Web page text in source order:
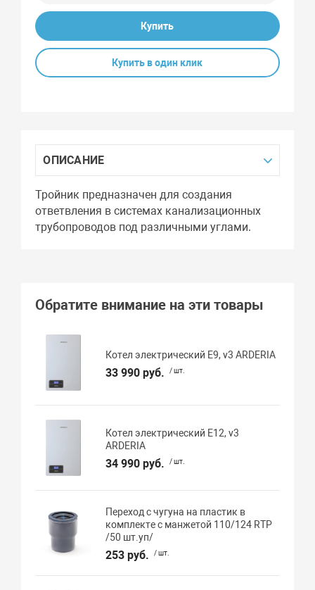
Купить
Купить в один клик
ОПИСАНИЕ
Тройник предназначен для создания
ответвления в системах канализационных
трубопроводов под различными углами.
Обратите внимание на эти товары
Котел электрический E9, v3 ARDERIA
33 990 руб. / шт.
Котел электрический E12, v3
ARDERIA
34 990 руб. / шт.
Переход с чугуна на пластик в
комплекте с манжетой 110/124 RTP
/50 шт.уп/
253 руб. / шт.